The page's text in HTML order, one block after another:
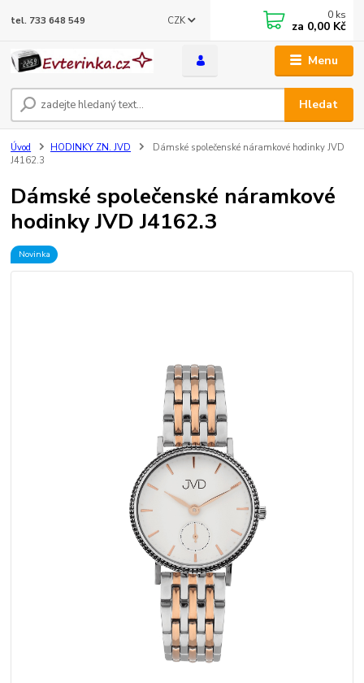
Menu
CZK
Hledat
tel. 733 648 549 0 ks
za 0,00 Kč
Úvod HODINKY ZN. JVD
Dámské společenské náramkové hodinky JVD
J4162.3
Dámské společenské náramkové
hodinky JVD J4162.3
Novinka